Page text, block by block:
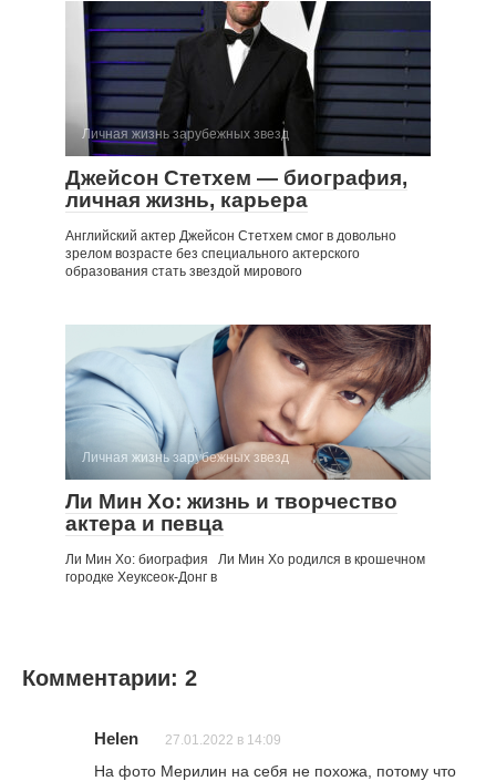
Личная жизнь зарубежных звезд
Джейсон Стетхем — биография,
личная жизнь, карьера
Английский актер Джейсон Стетхем смог в довольно
зрелом возрасте без специального актерского
образования стать звездой мирового
Личная жизнь зарубежных звезд
Ли Мин Хо: жизнь и творчество
актера и певца
Ли Мин Хо: биография Ли Мин Хо родился в крошечном
городке Хеуксеок-Донг в
Комментарии: 2
Helen 27.01.2022 в 14:09
На фото Мерилин на себя не похожа, потому что